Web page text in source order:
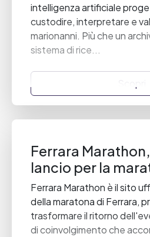
intelligenza artificiale
custodire, interpretare e
marionanni. Più che un
sistema di rice...
Ferrara
lancio per la
Ferrara Marathon è il sito
della maratona di Ferrara,
trasformare il ritorno
di coinvolgimento che